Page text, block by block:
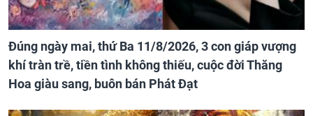
Đúng ngày mai, thứ Ba 11/8/2026, 3 con giáp vượng
khí tràn trề, tiền tình không thiếu, cuộc đời Thăng
Hoa giàu sang, buôn bán Phát Đạt